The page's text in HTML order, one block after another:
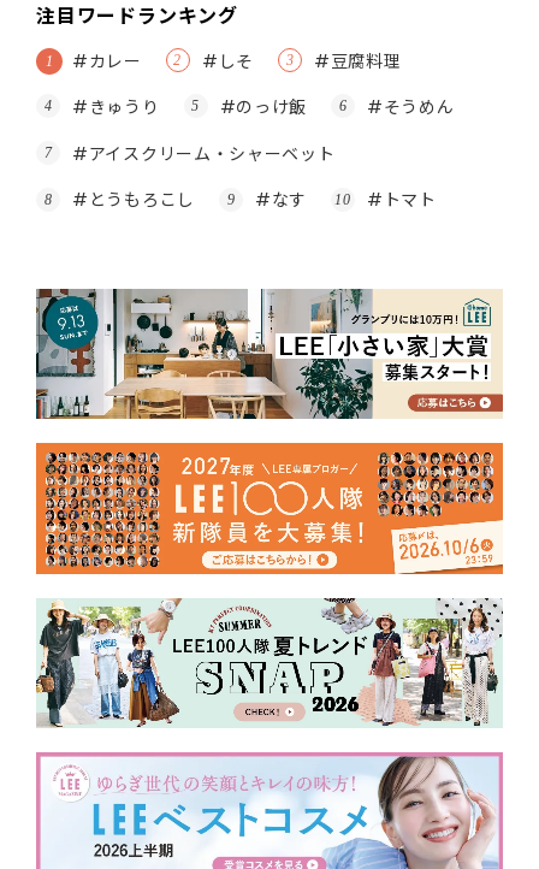
注目ワードランキング
#カレー #しそ
#豆腐料理
#きゅうり
#のっけ飯
#そうめん
#アイスクリーム・シャーベット
#とうもろこし
#なす #トマト